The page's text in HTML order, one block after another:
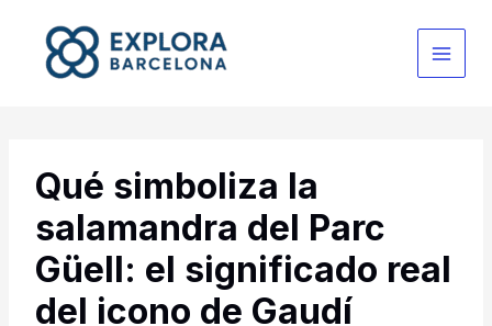
contenido
Qué simboliza la
salamandra del Parc
Güell: el significado real
del icono de Gaudí